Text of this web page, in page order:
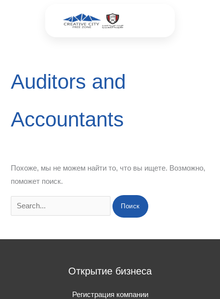
Auditors and
Accountants
Похоже, мы не можем найти то, что вы ищете. Возможно,
поможет поиск.
Открытие бизнеса
Регистрация компании